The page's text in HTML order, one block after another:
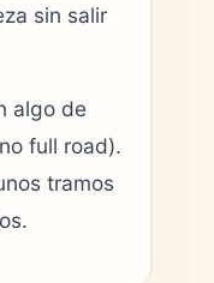
sin salir
algo de
full road).
tramos